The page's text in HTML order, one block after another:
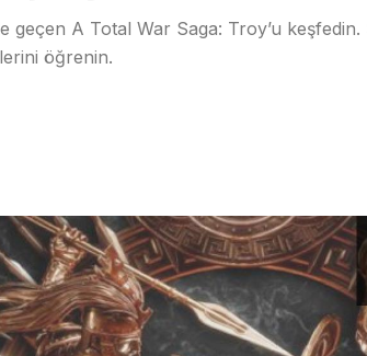
geçen A Total War Saga: Troy’u
öğrenin.